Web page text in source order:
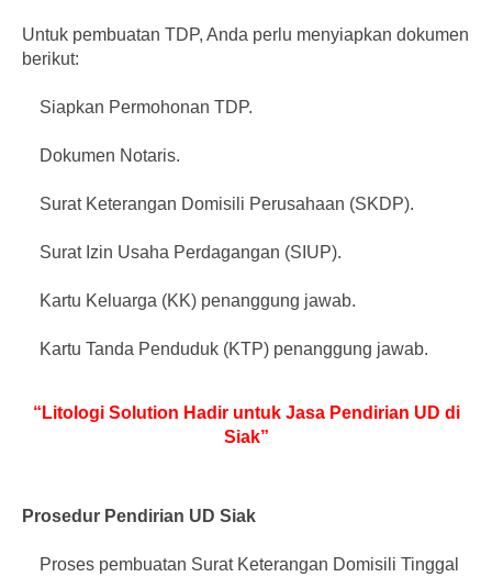
Untuk pembuatan TDP, Anda perlu menyiapkan dokumen
berikut:
Siapkan Permohonan TDP.
Dokumen Notaris.
Surat Keterangan Domisili Perusahaan (SKDP).
Surat Izin Usaha Perdagangan (SIUP).
Kartu Keluarga (KK) penanggung jawab.
Kartu Tanda Penduduk (KTP) penanggung jawab.
“Litologi Solution Hadir untuk Jasa Pendirian UD di
Siak”
Prosedur Pendirian UD Siak
Proses pembuatan Surat Keterangan Domisili Tinggal